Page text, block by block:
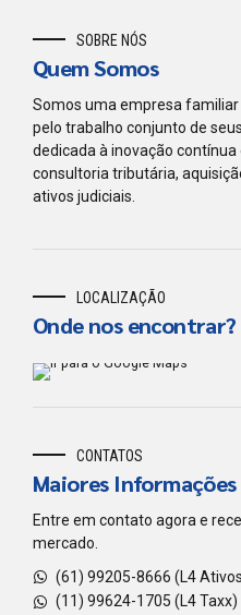
SOBRE NÓS
Quem Somos
Somos uma empresa
pelo trabalho conjunto de
dedicada à inovação
consultoria tributária,
ativos judiciais.
LOCALIZAÇÃO
Onde nos encontrar?
CONTATOS
Maiores Informações
Entre em contato agora e
mercado.
(61) 99205-8666 (L4
(11) 99624-1705 (L4 Taxx)